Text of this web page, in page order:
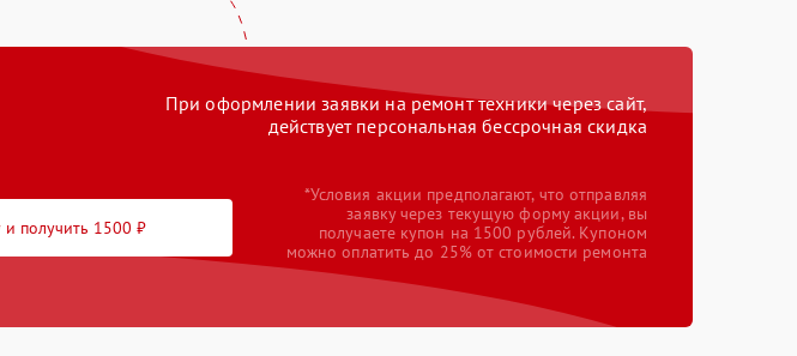
При оформлении заявки на ремонт техники через сайт,
действует персональная бессрочная скидка
и получить 1500 ₽
*Условия акции предполагают, что отправляя
заявку через текущую форму акции, вы
получаете купон на 1500 рублей. Купоном
можно оплатить до 25% от стоимости ремонта